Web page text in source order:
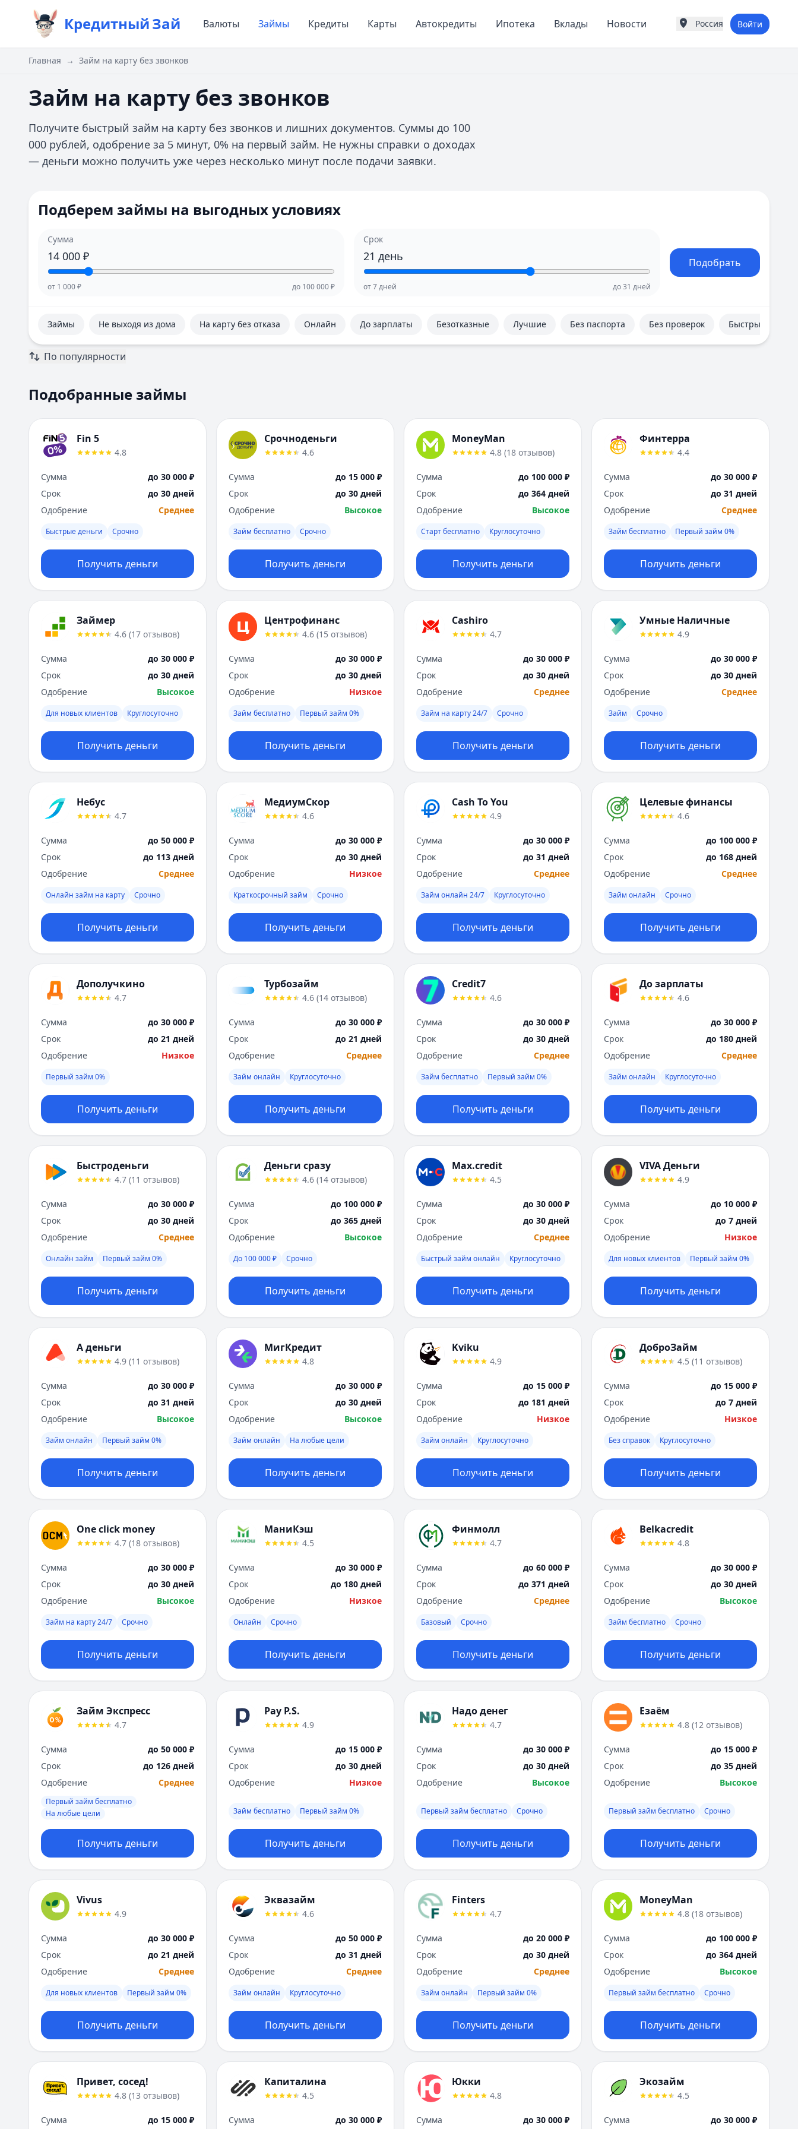
КредитныйЗай Валюты Займы Кредиты Карты Автокредиты Ипотека Вклады Новости
Города России
Воронеж
Ижевск
Иркутск
Красноярск
Курск
Магнитогорск
Махачкала
Набережные Челны
Нижний Новгород
Новокузнецк
Новосибирск
О
Оренбург
Ростов-на-Дону
Рязань
С
Самара
Санкт-Петербург
Саратов
Севастополь
Сургут
Томск
Тула
Тюмень
У
Ульяновск
Х
Хабаровск
Чебоксары
Челябинск
Ярославль
Вся Россия
Россия Войти
Главная → Займ на карту без звонков
Займ на карту без звонков
Получите быстрый займ на карту без звонков и лишних документов. Суммы до 100
000 рублей, одобрение за 5 минут, 0% на первый займ. Не нужны справки о доходах
— деньги можно получить уже через несколько минут после подачи заявки.
Подберем займы на выгодных условиях
Сумма
14 000 ₽
от 1 000₽ до 100 000₽
Срок
21 день
от7дней до31 дней
Подобрать
Займы Не выходя из дома На карту без отказа Онлайн До зарплаты Безотказные Лучшие Без паспорта Без проверок Быстрые
По популярности
Подобранные займы
Fin 5
4.8
Сумма
до 30 000 ₽
Срок
до 30 дней
Одобрение
Среднее
Быстрые деньги Срочно
Получить деньги
Срочноденьги
4.6
Сумма
до 15 000 ₽
Срок
до 30 дней
Одобрение
Высокое
Займ бесплатно Срочно
Получить деньги
MoneyMan
4.8 (18 отзывов)
Сумма
до 100 000 ₽
Срок
до 364 дней
Одобрение
Высокое
Старт бесплатно Круглосуточно
Получить деньги
Финтерра
4.4
Сумма
до 30 000 ₽
Срок
до 31 дней
Одобрение
Среднее
Займ бесплатно Первый займ 0%
Получить деньги
Займер
4.6 (17 отзывов)
Сумма
до 30 000 ₽
Срок
до 30 дней
Одобрение
Высокое
Для новых клиентов Круглосуточно
Получить деньги
Центрофинанс
4.6 (15 отзывов)
Сумма
до 30 000 ₽
Срок
до 30 дней
Одобрение
Низкое
Займ бесплатно Первый займ 0%
Получить деньги
Cashiro
4.7
Сумма
до 30 000 ₽
Срок
до 30 дней
Одобрение
Среднее
Займ на карту 24/7 Срочно
Получить деньги
Умные Наличные
4.9
Сумма
до 30 000 ₽
Срок
до 30 дней
Одобрение
Среднее
Займ Срочно
Получить деньги
Небус
4.7
Сумма
до 50 000 ₽
Срок
до 113 дней
Одобрение
Среднее
Онлайн займ на карту Срочно
Получить деньги
МедиумСкор
4.6
Сумма
до 30 000 ₽
Срок
до 30 дней
Одобрение
Низкое
Краткосрочный займ Срочно
Получить деньги
Cash To You
4.9
Сумма
до 30 000 ₽
Срок
до 31 дней
Одобрение
Среднее
Займ онлайн 24/7 Круглосуточно
Получить деньги
Целевые финансы
4.6
Сумма
до 100 000 ₽
Срок
до 168 дней
Одобрение
Среднее
Займ онлайн Срочно
Получить деньги
Дополучкино
4.7
Сумма
до 30 000 ₽
Срок
до 21 дней
Одобрение
Низкое
Первый займ 0%
Получить деньги
Турбозайм
4.6 (14 отзывов)
Сумма
до 30 000 ₽
Срок
до 21 дней
Одобрение
Среднее
Займ онлайн Круглосуточно
Получить деньги
Credit7
4.6
Сумма
до 30 000 ₽
Срок
до 30 дней
Одобрение
Среднее
Займ бесплатно Первый займ 0%
Получить деньги
До зарплаты
4.6
Сумма
до 30 000 ₽
Срок
до 180 дней
Одобрение
Среднее
Займ онлайн Круглосуточно
Получить деньги
Быстроденьги
4.7 (11 отзывов)
Сумма
до 30 000 ₽
Срок
до 30 дней
Одобрение
Среднее
Онлайн займ Первый займ 0%
Получить деньги
Деньги сразу
4.6 (14 отзывов)
Сумма
до 100 000 ₽
Срок
до 365 дней
Одобрение
Высокое
До 100 000 ₽ Срочно
Получить деньги
Max.credit
4.5
Сумма
до 30 000 ₽
Срок
до 30 дней
Одобрение
Среднее
Быстрый займ онлайн Круглосуточно
Получить деньги
VIVA Деньги
4.9
Сумма
до 10 000 ₽
Срок
до 7 дней
Одобрение
Низкое
Для новых клиентов Первый займ 0%
Получить деньги
А деньги
4.9 (11 отзывов)
Сумма
до 30 000 ₽
Срок
до 31 дней
Одобрение
Высокое
Займ онлайн Первый займ 0%
Получить деньги
МигКредит
4.8
Сумма
до 30 000 ₽
Срок
до 30 дней
Одобрение
Высокое
Займ онлайн На любые цели
Получить деньги
Kviku
4.9
Сумма
до 15 000 ₽
Срок
до 181 дней
Одобрение
Низкое
Займ онлайн Круглосуточно
Получить деньги
ДоброЗайм
4.5 (11 отзывов)
Сумма
до 15 000 ₽
Срок
до 7 дней
Одобрение
Низкое
Без справок Круглосуточно
Получить деньги
One click money
4.7 (18 отзывов)
Сумма
до 30 000 ₽
Срок
до 30 дней
Одобрение
Высокое
Займ на карту 24/7 Срочно
Получить деньги
МаниКэш
4.5
Сумма
до 30 000 ₽
Срок
до 180 дней
Одобрение
Низкое
Онлайн Срочно
Получить деньги
Финмолл
4.7
Сумма
до 60 000 ₽
Срок
до 371 дней
Одобрение
Среднее
Базовый Срочно
Получить деньги
Belkacredit
4.8
Сумма
до 30 000 ₽
Срок
до 30 дней
Одобрение
Высокое
Займ бесплатно Срочно
Получить деньги
Займ Экспресс
4.7
Сумма
до 50 000 ₽
Срок
до 126 дней
Одобрение
Среднее
Первый займ бесплатно
На любые цели
Получить деньги
Pay P.S.
4.9
Сумма
до 15 000 ₽
Срок
до 30 дней
Одобрение
Низкое
Займ бесплатно Первый займ 0%
Получить деньги
Надо денег
4.7
Сумма
до 30 000 ₽
Срок
до 30 дней
Одобрение
Высокое
Первый займ бесплатно Срочно
Получить деньги
Езаём
4.8 (12 отзывов)
Сумма
до 15 000 ₽
Срок
до 35 дней
Одобрение
Высокое
Первый займ бесплатно Срочно
Получить деньги
Vivus
4.9
Сумма
до 30 000 ₽
Срок
до 21 дней
Одобрение
Среднее
Для новых клиентов Первый займ 0%
Получить деньги
Эквазайм
4.6
Сумма
до 50 000 ₽
Срок
до 31 дней
Одобрение
Среднее
Займ онлайн Круглосуточно
Получить деньги
Finters
4.7
Сумма
до 20 000 ₽
Срок
до 30 дней
Одобрение
Среднее
Займ онлайн Первый займ 0%
Получить деньги
MoneyMan
4.8 (18 отзывов)
Сумма
до 100 000 ₽
Срок
до 364 дней
Одобрение
Высокое
Первый займ бесплатно Срочно
Получить деньги
Привет, сосед!
4.8 (13 отзывов)
Сумма до 15 000 ₽
Капиталина
4.5
Сумма до 30 000 ₽
Юкки
4.8
Сумма до 30 000 ₽
Экозайм
4.5
Сумма до 30 000 ₽